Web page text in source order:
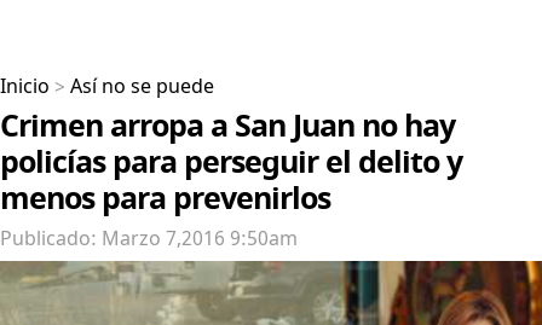
Inicio > Así no se puede
Crimen arropa a San Juan no hay
policías para perseguir el delito y
menos para prevenirlos
Publicado: Marzo 7,2016 9:50am